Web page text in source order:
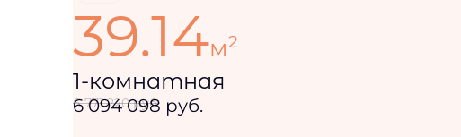
39.14м2
1-комнатная
6 771 220 руб.
6 094 098 руб.